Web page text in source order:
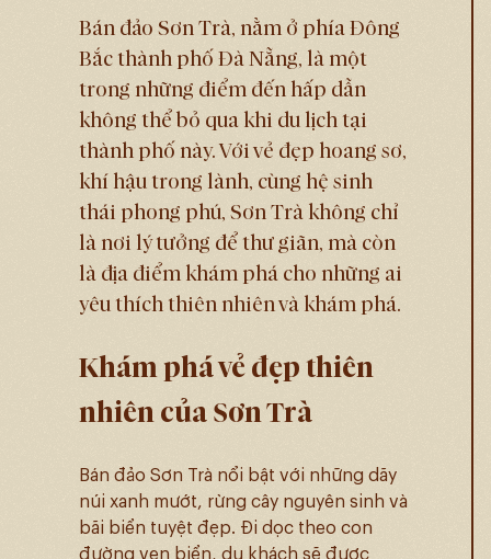
Bán đảo Sơn Trà, nằm ở phía Đông
Bắc thành phố Đà Nẵng, là một
trong những điểm đến hấp dẫn
không thể bỏ qua khi du lịch tại
thành phố này. Với vẻ đẹp hoang sơ,
khí hậu trong lành, cùng hệ sinh
thái phong phú, Sơn Trà không chỉ
là nơi lý tưởng để thư giãn, mà còn
là địa điểm khám phá cho những ai
yêu thích thiên nhiên và khám phá.
Khám phá vẻ đẹp thiên
nhiên của Sơn Trà
Bán đảo Sơn Trà nổi bật với những dãy
núi xanh mướt, rừng cây nguyên sinh và
bãi biển tuyệt đẹp. Đi dọc theo con
đường ven biển, du khách sẽ được